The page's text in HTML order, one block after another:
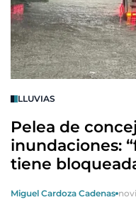
LLUVIAS
Pelea de
inundaciones:
tiene
Miguel Cardoza Cadenas